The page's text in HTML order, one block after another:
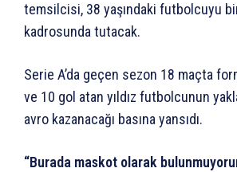
temsilcisi, 38 yaşındaki futbolcuyu
kadrosunda tutacak.
Serie A’da geçen sezon 18 maçta
ve 10 gol atan yıldız futbolcunun
avro kazanacağı basına yansıdı.
“Burada maskot olarak